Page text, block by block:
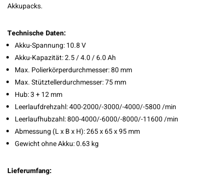
Akkupacks.
Technische Daten:
Akku-Spannung: 10.8 V
Akku-Kapazität: 2.5 / 4.0 / 6.0 Ah
Max. Polierkörperdurchmesser: 80 mm
Max. Stütztellerdurchmesser: 75 mm
Hub: 3 + 12 mm
Leerlaufdrehzahl: 400-2000/-3000/-4000/-5800 /min
Leerlaufhubzahl: 800-4000/-6000/-8000/-11600 /min
Abmessung (L x B x H): 265 x 65 x 95 mm
Gewicht ohne Akku: 0.63 kg
Lieferumfang: